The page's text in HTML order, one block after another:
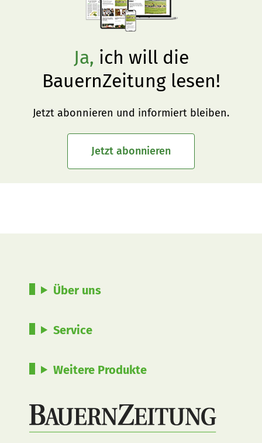
Ja, ich will die
BauernZeitung lesen!
Jetzt abonnieren und informiert bleiben.
Jetzt abonnieren
Über uns
Service
Weitere Produkte